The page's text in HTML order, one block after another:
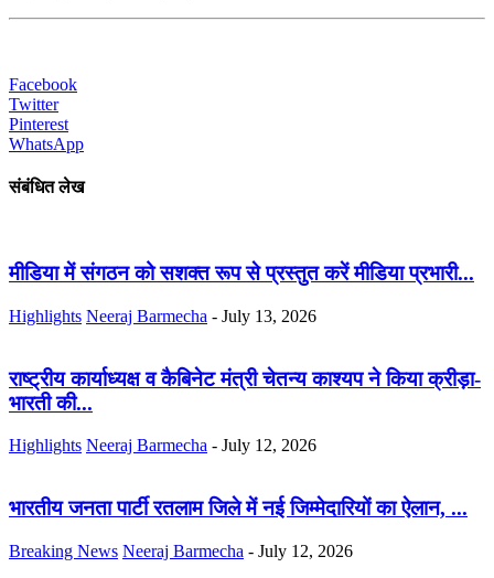
Facebook
Twitter
Pinterest
WhatsApp
संबंधित लेख
मीडिया में संगठन को सशक्त रूप से प्रस्तुत करें मीडिया प्रभारी...
Highlights Neeraj Barmecha - July 13, 2026
राष्ट्रीय कार्याध्यक्ष व कैबिनेट मंत्री चेतन्य काश्यप ने किया क्रीड़ा-
भारती की...
Highlights Neeraj Barmecha - July 12, 2026
भारतीय जनता पार्टी रतलाम जिले में नई जिम्मेदारियों का ऐलान, ...
Breaking News Neeraj Barmecha - July 12, 2026